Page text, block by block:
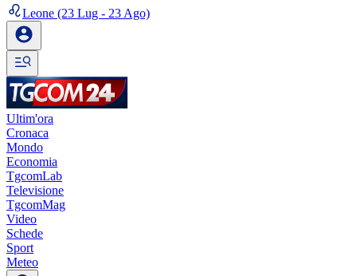
Leone (23 Lug - 23 Ago)
Ultim'ora
Cronaca
Mondo
Economia
TgcomLab
Televisione
TgcomMag
Video
Schede
Sport
Meteo